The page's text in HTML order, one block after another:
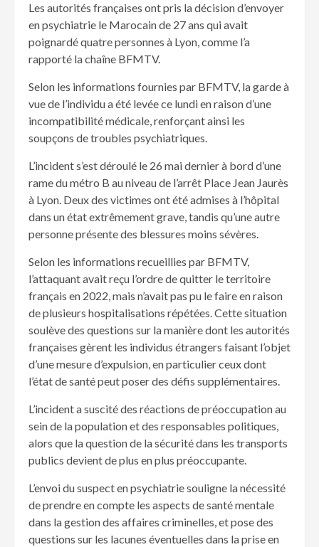
Les autorités françaises ont pris la décision d’envoyer
en psychiatrie le Marocain de 27 ans qui avait
poignardé quatre personnes à Lyon, comme l’a
rapporté la chaîne BFMTV.
Selon les informations fournies par BFMTV, la garde à
vue de l’individu a été levée ce lundi en raison d’une
incompatibilité médicale, renforçant ainsi les
soupçons de troubles psychiatriques.
L’incident s’est déroulé le 26 mai dernier à bord d’une
rame du métro B au niveau de l’arrêt Place Jean Jaurès
à Lyon. Deux des victimes ont été admises à l’hôpital
dans un état extrêmement grave, tandis qu’une autre
personne présente des blessures moins sévères.
Selon les informations recueillies par BFMTV,
l’attaquant avait reçu l’ordre de quitter le territoire
français en 2022, mais n’avait pas pu le faire en raison
de plusieurs hospitalisations répétées. Cette situation
soulève des questions sur la manière dont les autorités
françaises gèrent les individus étrangers faisant l’objet
d’une mesure d’expulsion, en particulier ceux dont
l’état de santé peut poser des défis supplémentaires.
L’incident a suscité des réactions de préoccupation au
sein de la population et des responsables politiques,
alors que la question de la sécurité dans les transports
publics devient de plus en plus préoccupante.
L’envoi du suspect en psychiatrie souligne la nécessité
de prendre en compte les aspects de santé mentale
dans la gestion des affaires criminelles, et pose des
questions sur les lacunes éventuelles dans la prise en